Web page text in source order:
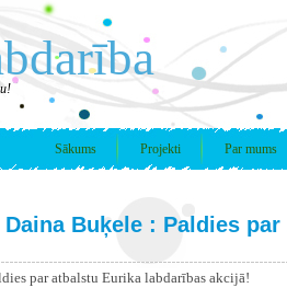
Sākums Projekti Par mums
Daina Buķele : Paldies
par atbalstu Eurika labdarības akcijā!